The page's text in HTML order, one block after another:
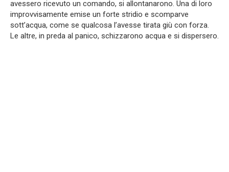
avessero ricevuto un comando, si allontanarono. Una di loro
improvvisamente emise un forte stridio e scomparve
sott’acqua, come se qualcosa l’avesse tirata giù con forza.
Le altre, in preda al panico, schizzarono acqua e si dispersero.